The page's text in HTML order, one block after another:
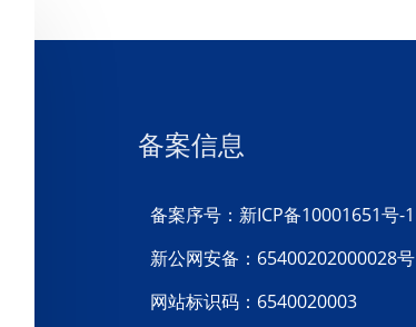
备案信息
备案序号：新ICP备10001651号-1
新公网安备：65400202000028号
网站标识码：6540020003